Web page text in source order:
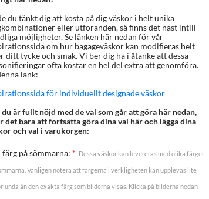
du tänkt dig att kosta på dig väskor i helt unika
eller utföranden, så finns det näst intill
möjligheter. Se länken här nedan för vår
om hur bagageväskor kan modifieras helt
ditt tycke och smak. Vi ber dig ha i åtanke att dessa
ofta kostar en hel del extra att genomföra.
länk:
för individuellt designade väskor
är fullt nöjd med de val som går att göra här nedan,
det bara att fortsätta göra dina val här och lägga dina
och val i varukorgen:
färg på sömmarna: * Dessa väskor kan levereras med olika färger
Vänligen notera att färgerna i verkligheten kan upplevas lite
än den exakta färg som bilderna visas. Klicka på bilderna nedan